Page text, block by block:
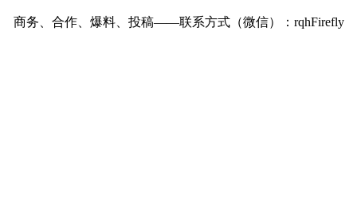
商务、合作、爆料、投稿——联系方式（微信）：rqhFirefly